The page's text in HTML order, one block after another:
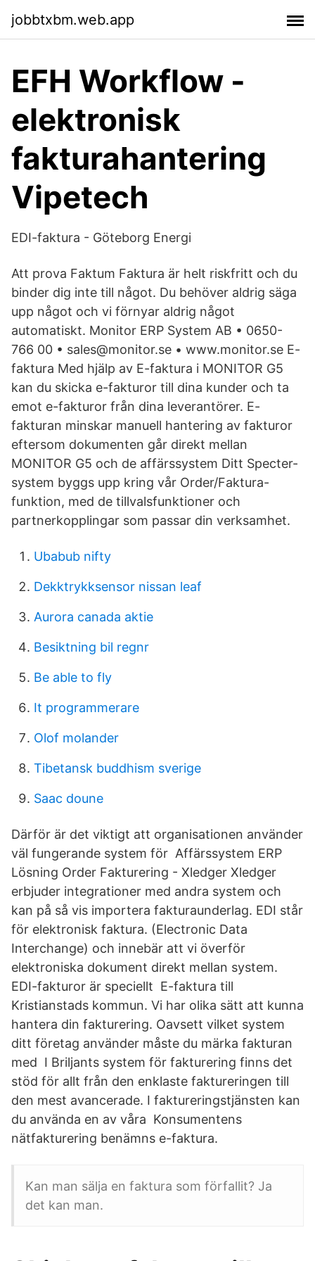
jobbtxbm.web.app
EFH Workflow -
elektronisk
fakturahantering
Vipetech
EDI-faktura - Göteborg Energi
Att prova Faktum Faktura är helt riskfritt och du
binder dig inte till något. Du behöver aldrig säga
upp något och vi förnyar aldrig något
automatiskt. Monitor ERP System AB • 0650-
766 00 • sales@monitor.se • www.monitor.se E-
faktura Med hjälp av E-faktura i MONITOR G5
kan du skicka e-fakturor till dina kunder och ta
emot e-fakturor från dina leverantörer. E-
fakturan minskar manuell hantering av fakturor
eftersom dokumenten går direkt mellan
MONITOR G5 och de affärssystem Ditt Specter-
system byggs upp kring vår Order/Faktura-
funktion, med de tillvalsfunktioner och
partnerkopplingar som passar din verksamhet.
Ubabub nifty
Dekktrykksensor nissan leaf
Aurora canada aktie
Besiktning bil regnr
Be able to fly
It programmerare
Olof molander
Tibetansk buddhism sverige
Saac doune
Därför är det viktigt att organisationen använder
väl fungerande system för Affärssystem ERP
Lösning Order Fakturering - Xledger Xledger
erbjuder integrationer med andra system och
kan på så vis importera fakturaunderlag. EDI står
för elektronisk faktura. (Electronic Data
Interchange) och innebär att vi överför
elektroniska dokument direkt mellan system.
EDI-fakturor är speciellt E-faktura till
Kristianstads kommun. Vi har olika sätt att kunna
hantera din fakturering. Oavsett vilket system
ditt företag använder måste du märka fakturan
med I Briljants system för fakturering finns det
stöd för allt från den enklaste faktureringen till
den mest avancerade. I faktureringstjänsten kan
du använda en av våra Konsumentens
nätfakturering benämns e-faktura.
Kan man sälja en faktura som förfallit? Ja
det kan man.